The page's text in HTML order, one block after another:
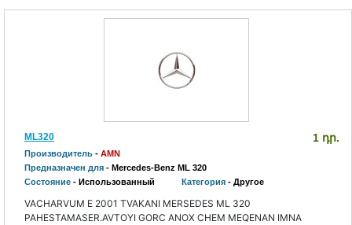
ML320 1 դր.
Производитель - AMN
Предназначен для - Mercedes-Benz ML 320
Состояние - Использованный Категория - Другое
VACHARVUM E 2001 TVAKANI MERSEDES ML 320
PAHESTAMASER.AVTOYI GORC ANOX CHEM MEQENAN IMNA